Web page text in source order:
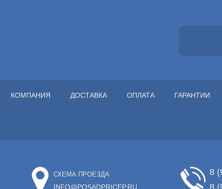
КОМПАНИЯ ДОСТАВКА ОПЛАТА ГАРАНТИИ
СХЕМА ПРОЕЗДА
INFO@POSADPRICEP.RU
8
8